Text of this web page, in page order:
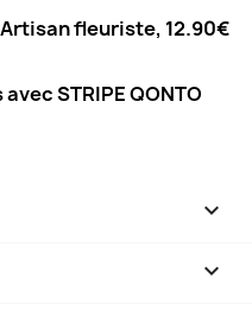
fleuriste, 12.90€
STRIPE QONTO

